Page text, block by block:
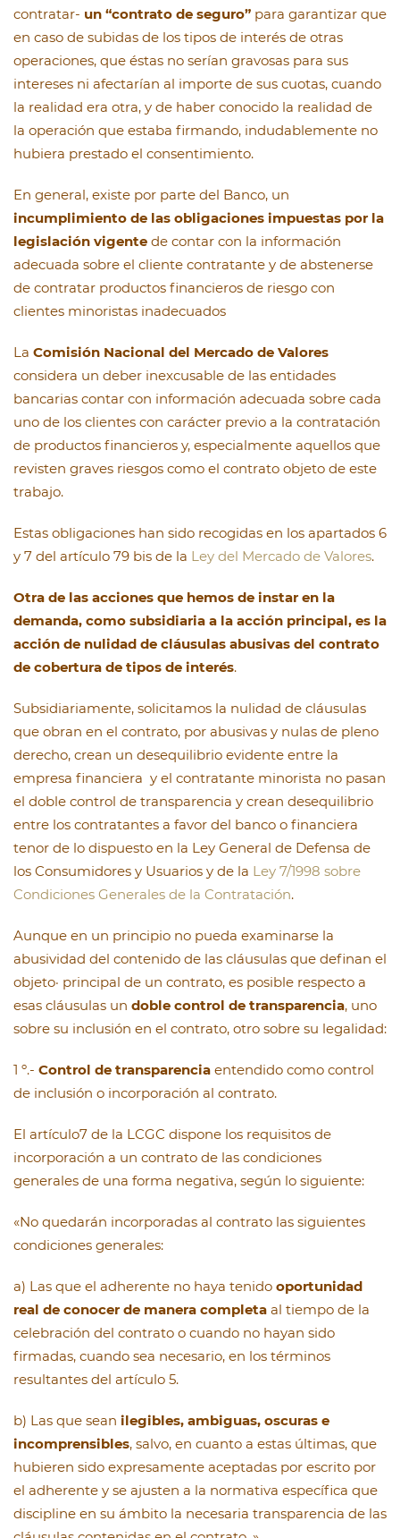
contratar- un “contrato de seguro” para garantizar que
en caso de subidas de los tipos de interés de otras
operaciones, que éstas no serían gravosas para sus
intereses ni afectarían al importe de sus cuotas, cuando
la realidad era otra, y de haber conocido la realidad de
la operación que estaba firmando, indudablemente no
hubiera prestado el consentimiento.
En general, existe por parte del Banco, un
incumplimiento de las obligaciones impuestas por la
legislación vigente de contar con la información
adecuada sobre el cliente contratante y de abstenerse
de contratar productos financieros de riesgo con
clientes minoristas inadecuados
La Comisión Nacional del Mercado de Valores
considera un deber inexcusable de las entidades
bancarias contar con información adecuada sobre cada
uno de los clientes con carácter previo a la contratación
de productos financieros y, especialmente aquellos que
revisten graves riesgos como el contrato objeto de este
trabajo.
Estas obligaciones han sido recogidas en los apartados 6
y 7 del artículo 79 bis de la Ley del Mercado de Valores.
Otra de las acciones que hemos de instar en la
demanda, como subsidiaria a la acción principal, es la
acción de nulidad de cláusulas abusivas del contrato
de cobertura de tipos de interés.
Subsidiariamente, solicitamos la nulidad de cláusulas
que obran en el contrato, por abusivas y nulas de pleno
derecho, crean un desequilibrio evidente entre la
empresa financiera y el contratante minorista no pasan
el doble control de transparencia y crean desequilibrio
entre los contratantes a favor del banco o financiera
tenor de lo dispuesto en la Ley General de Defensa de
los Consumidores y Usuarios y de la Ley 7/1998 sobre
Condiciones Generales de la Contratación.
Aunque en un principio no pueda examinarse la
abusividad del contenido de las cláusulas que definan el
objeto· principal de un contrato, es posible respecto a
esas cláusulas un doble control de transparencia, uno
sobre su inclusión en el contrato, otro sobre su legalidad:
1 º.- Control de transparencia entendido como control
de inclusión o incorporación al contrato.
El artículo7 de la LCGC dispone los requisitos de
incorporación a un contrato de las condiciones
generales de una forma negativa, según lo siguiente:
«No quedarán incorporadas al contrato las siguientes
condiciones generales:
a) Las que el adherente no haya tenido oportunidad
real de conocer de manera completa al tiempo de la
celebración del contrato o cuando no hayan sido
firmadas, cuando sea necesario, en los términos
resultantes del artículo 5.
b) Las que sean ilegibles, ambiguas, oscuras e
incomprensibles, salvo, en cuanto a estas últimas, que
hubieren sido expresamente aceptadas por escrito por
el adherente y se ajusten a la normativa específica que
discipline en su ámbito la necesaria transparencia de las